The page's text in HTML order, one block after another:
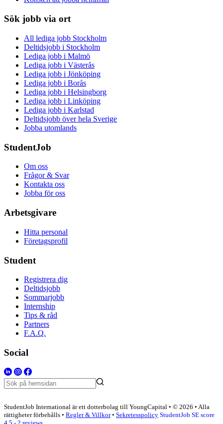
Sök jobb via ort
All lediga jobb Stockholm
Deltidsjobb i Stockholm
Lediga jobb i Malmö
Lediga jobb i Västerås
Lediga jobb i Jönköping
Lediga jobb i Borås
Lediga jobb i Helsingborg
Lediga jobb i Linköping
Lediga jobb i Karlstad
Deltidsjobb över hela Sverige
Jobba utomlands
StudentJob
Om oss
Frågor & Svar
Kontakta oss
Jobba för oss
Arbetsgivare
Hitta personal
Företagsprofil
Student
Registrera dig
Deltidsjobb
Sommarjobb
Internship
Tips & råd
Partners
F.A.Q.
Social
StudentJob International är ett dotterbolag till YoungCapital • © 2026 • Alla
rättigheter förbehålls • Regler & Villkor• Sekretesspolicy StudentJob SE score